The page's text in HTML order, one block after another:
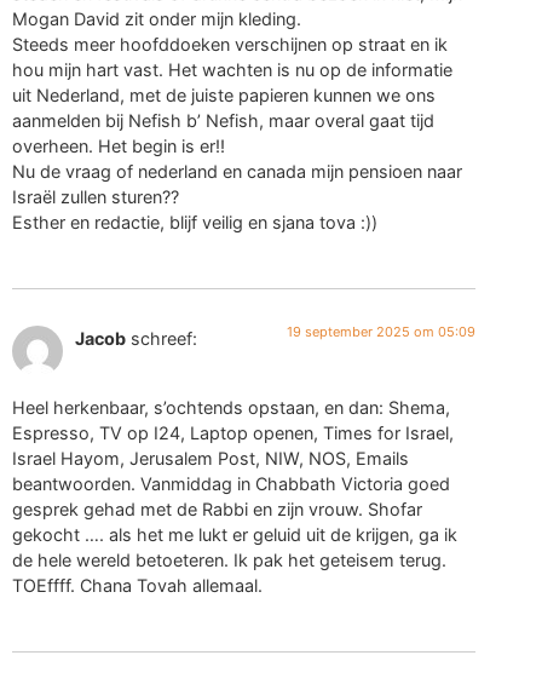
Mogan David zit onder mijn kleding.
Steeds meer hoofddoeken verschijnen op straat en ik
hou mijn hart vast. Het wachten is nu op de informatie
uit Nederland, met de juiste papieren kunnen we ons
aanmelden bij Nefish b’ Nefish, maar overal gaat tijd
overheen. Het begin is er!!
Nu de vraag of nederland en canada mijn pensioen naar
Israël zullen sturen??
Esther en redactie, blijf veilig en sjana tova :))
Jacob schreef: 19 september 2025 om 05:09
Heel herkenbaar, s’ochtends opstaan, en dan: Shema,
Espresso, TV op I24, Laptop openen, Times for Israel,
Israel Hayom, Jerusalem Post, NIW, NOS, Emails
beantwoorden. Vanmiddag in Chabbath Victoria goed
gesprek gehad met de Rabbi en zijn vrouw. Shofar
gekocht …. als het me lukt er geluid uit de krijgen, ga ik
de hele wereld betoeteren. Ik pak het geteisem terug.
TOEffff. Chana Tovah allemaal.